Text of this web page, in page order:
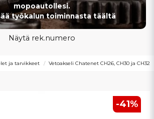
mopoautollesi.
työkalun toiminnasta täältä
Näytä rek.numero
ja tarvikkeet Vetoakseli Chatenet CH26, CH30 ja CH32
-41%